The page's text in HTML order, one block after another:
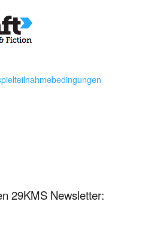
29KMS Newsletter: